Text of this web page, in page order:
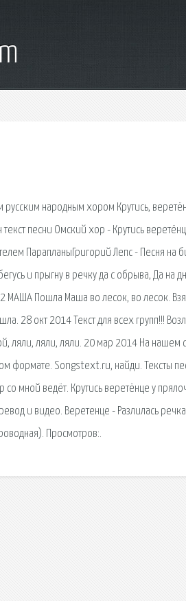
народным хором Крутись,
песни Омский хор - Крутись
ПарапланыГригорий Лепс - Песня на
и прыгну в речку да с обрыва, Да на
МАША Пошла Маша во лесок, во лесок.
28 окт 2014 Текст для всех групп!!!
ляли, ляли, ляли. 20 мар 2014 На нашем
формате. Songstext.ru, найди. Тексты
со мной ведёт. Крутись веретёнце у
и видео. Веретенце - Разлилась
Просмотров:.